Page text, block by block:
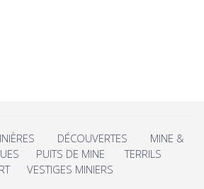
DÉCOUVERTES
MINE &
PUITS DE MINE
TERRILS
VESTIGES MINIERS